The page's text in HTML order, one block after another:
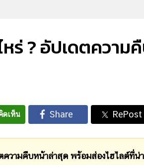
ร่ ? อัปเดตความ
ดเห็น
ามคืบหน้าล่าสุด พร้อมส่องไฮไลต์ที่น่า